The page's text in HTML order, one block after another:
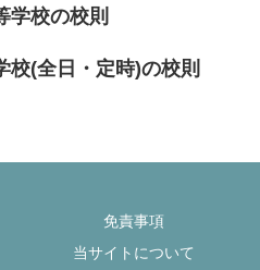
学校の校則
校(全日・定時)の校則
免責事項
当サイトについて